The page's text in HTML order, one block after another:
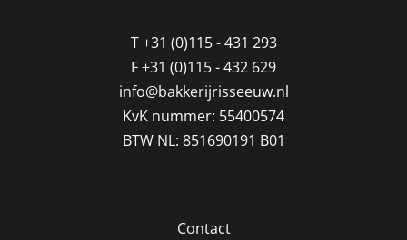
T+31 (0)115 - 431 293
F+31 (0)115 - 432 629
info@bakkerijrisseeuw.nl
KvK nummer: 55400574
BTW NL: 851690191 B01
Contact